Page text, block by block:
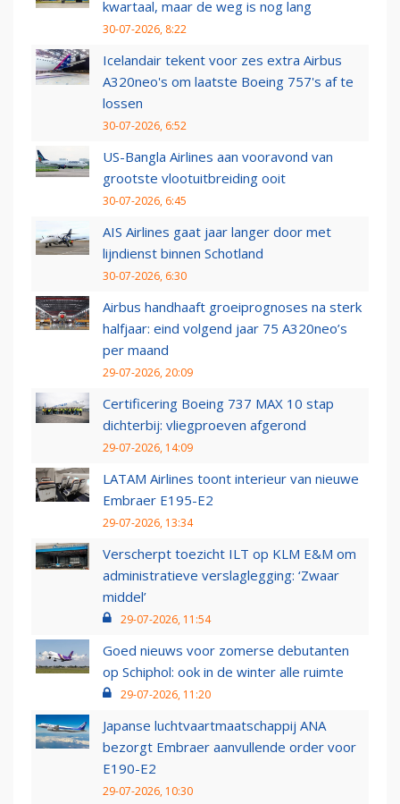
kwartaal, maar de weg is nog lang
30-07-2026, 8:22
Icelandair tekent voor zes extra Airbus
A320neo's om laatste Boeing 757's af te
lossen
30-07-2026, 6:52
US-Bangla Airlines aan vooravond van
grootste vlootuitbreiding ooit
30-07-2026, 6:45
AIS Airlines gaat jaar langer door met
lijndienst binnen Schotland
30-07-2026, 6:30
Airbus handhaaft groeiprognoses na sterk
halfjaar: eind volgend jaar 75 A320neo’s
per maand
29-07-2026, 20:09
Certificering Boeing 737 MAX 10 stap
dichterbij: vliegproeven afgerond
29-07-2026, 14:09
LATAM Airlines toont interieur van nieuwe
Embraer E195-E2
29-07-2026, 13:34
Verscherpt toezicht ILT op KLM E&M om
administratieve verslaglegging: ‘Zwaar
middel’
29-07-2026, 11:54
Goed nieuws voor zomerse debutanten
op Schiphol: ook in de winter alle ruimte
29-07-2026, 11:20
Japanse luchtvaartmaatschappij ANA
bezorgt Embraer aanvullende order voor
E190-E2
29-07-2026, 10:30